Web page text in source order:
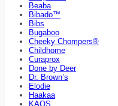
Beaba
Bibado™
Bibs
Bugaboo
Cheeky Chompers®
Childhome
Curaprox
Done by Deer
Dr. Brown’s
Elodie
Haakaa
KAOS